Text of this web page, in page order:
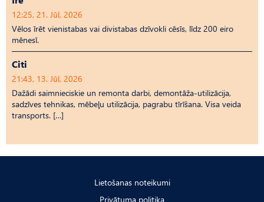
12:25, 21. Jūl, 2026
Vēlos īrēt vienistabas vai divistabas dzīvokli cēsīs, līdz 200 eiro
mēnesī.
Citi
21:43, 13. Jūl, 2026
Dažādi saimnieciskie un remonta darbi, demontāža-utilizācija,
sadzīves tehnikas, mēbeļu utilizācija, pagrabu tīrīšana. Visa veida
transports. […]
Lietošanas noteikumi
Privātuma politika